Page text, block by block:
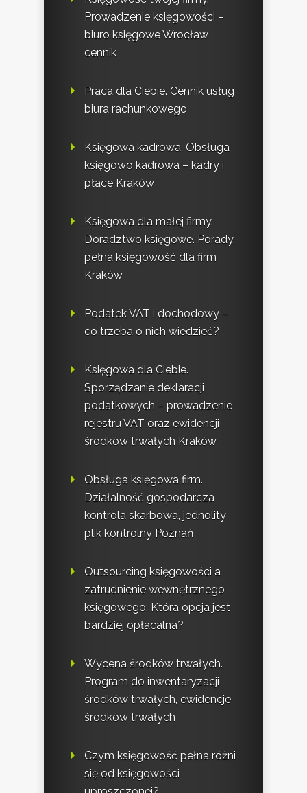
Prowadzenie księgowości –
biuro księgowe Wrocław
cennik
Praca dla Ciebie. Cennik usług
biura rachunkowego
Księgowa kadrowa. Obsługa
księgowo kadrowa – kadry i
płace Kraków
Księgowa dla małej firmy.
Doradztwo księgowe. Porady,
pełna księgowość dla firm
Kraków
Podatek VAT i dochodowy –
co trzeba o nich wiedzieć?
Księgowa dla Ciebie.
Sporządzanie deklaracji
podatkowych – prowadzenie
rejestru VAT oraz ewidencji
środków trwałych Kraków
Obsługa księgowa firm.
Działalność gospodarcza
kontrola skarbowa, jednolity
plik kontrolny Poznań
Outsourcing księgowości a
zatrudnienie wewnętrznego
księgowego: Która opcja jest
bardziej opłacalna?
Wycena środków trwałych.
Program do inwentaryzacji
środków trwałych, ewidencje
środków trwałych
Czym księgowość pełna różni
się od księgowości